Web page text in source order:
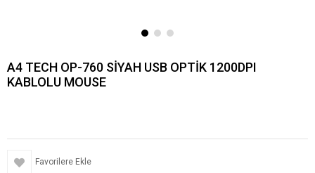
A4 TECH OP-760 SİYAH USB OPTİK 1200DPI
KABLOLU MOUSE
Favorilere Ekle